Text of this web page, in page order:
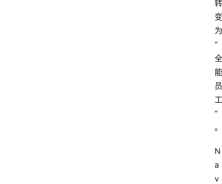
转
变
为
“
全
能
员
工
”
。
N
a
v